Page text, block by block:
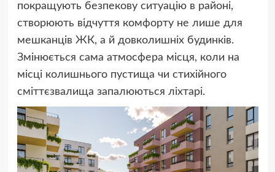
покращують безпекову ситуацію в районі,
створюють відчуття комфорту не лише для
мешканців ЖК, а й довколишніх будинків.
Змінюється сама атмосфера місця, коли на
місці колишнього пустища чи стихійного
сміттєзвалища запалюються ліхтарі.